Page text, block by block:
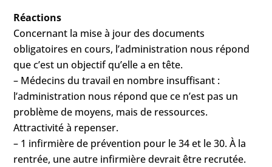
Réactions
Concernant la mise à jour des documents
obligatoires en cours, l’administration nous répond
que c’est un objectif qu’elle a en tête.
– Médecins du travail en nombre insuffisant :
l’administration nous répond que ce n’est pas un
problème de moyens, mais de ressources.
Attractivité à repenser.
– 1 infirmière de prévention pour le 34 et le 30. À la
rentrée, une autre infirmière devrait être recrutée.